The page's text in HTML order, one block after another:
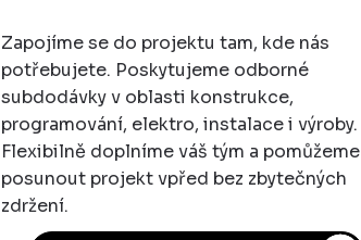
Zapojíme se do projektu tam, kde nás
potřebujete. Poskytujeme odborné
subdodávky v oblasti konstrukce,
programování, elektro, instalace i výroby.
Flexibilně doplníme váš tým a pomůžeme
posunout projekt vpřed bez zbytečných
zdržení.